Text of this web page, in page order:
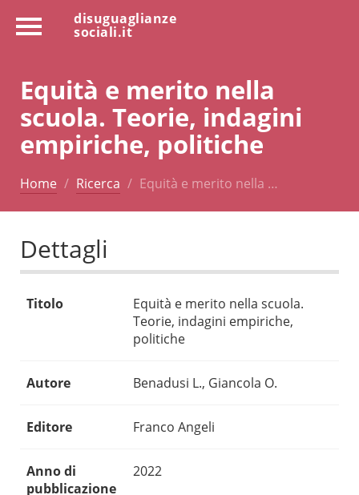
disuguaglianze
sociali.it
Equità e merito nella
scuola. Teorie, indagini
empiriche, politiche
Home Ricerca Equità e merito nella …
Dettagli
Titolo
Equità e merito nella scuola.
Teorie, indagini empiriche,
politiche
Autore Benadusi L., Giancola O.
Editore Franco Angeli
Anno di
pubblicazione
2022